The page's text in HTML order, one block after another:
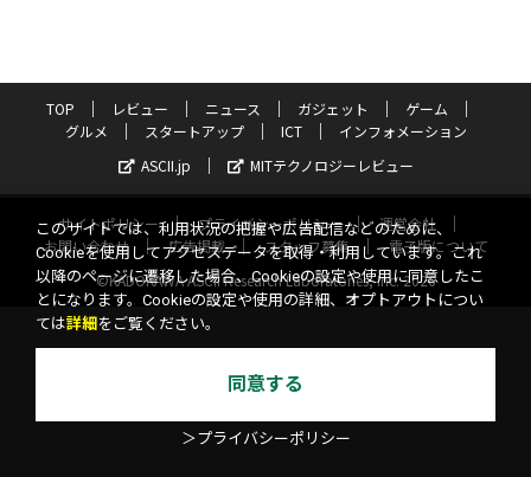
TOP レビュー ニュース ガジェット
ゲーム
グルメ
スタートアップ ICT
インフォメーション
ASCII.jp
MITテクノロジーレビュー
サイトポリシー プライバシーポリシー
運営会社
お問い合わせ
広告掲載 スタッフ募集
電子版について
©KADOKAWA ASCII Research Laboratories, Inc. 2026
このサイトでは、利用状況の把握や広告配信などのために、
Cookieを使用してアクセスデータを取得・利用しています。これ
以降のページに遷移した場合、Cookieの設定や使用に同意したこ
とになります。Cookieの設定や使用の詳細、オプトアウトについ
ては詳細 をご覧ください。
同意する
＞プライバシーポリシー